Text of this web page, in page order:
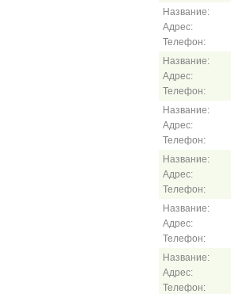
Название:
Адрес:
Телефон:
Название:
Адрес:
Телефон:
Название:
Адрес:
Телефон:
Название:
Адрес:
Телефон:
Название:
Адрес:
Телефон:
Название:
Адрес:
Телефон: